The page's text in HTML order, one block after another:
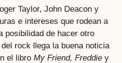
Taylor, John Deacon y
e intereses que rodean a
posibilidad de hacer otro
rock llega la buena noticia
el libro My Friend, Freddie y